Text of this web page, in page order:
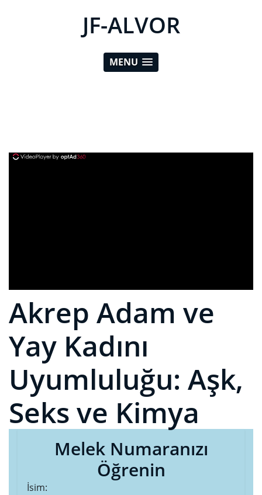
JF-ALVOR
MENU
Akrep Adam ve
Yay Kadını
Uyumluluğu: Aşk,
Seks ve Kimya
Melek Numaranızı
Öğrenin
İsim: